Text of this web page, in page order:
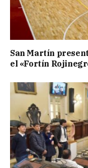
San Martín
el «Fortín